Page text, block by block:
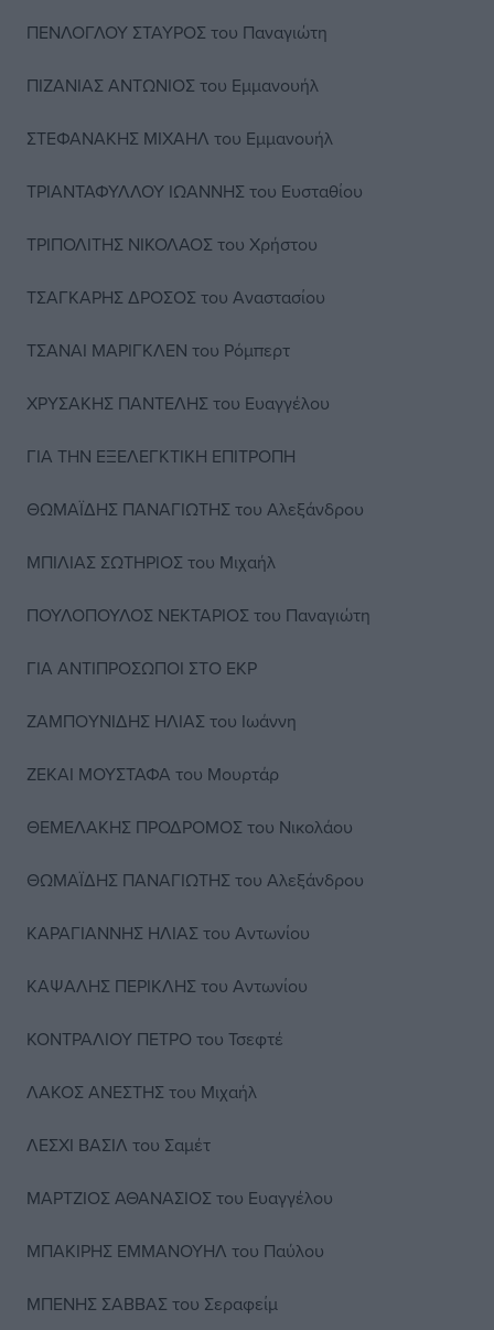
ΠΕΝΛΟΓΛΟΥ ΣΤΑΥΡΟΣ του Παναγιώτη
ΠΙΖΑΝΙΑΣ ΑΝΤΩΝΙΟΣ του Εμμανουήλ
ΣΤΕΦΑΝΑΚΗΣ ΜΙΧΑΗΛ του Εμμανουήλ
ΤΡΙΑΝΤΑΦΥΛΛΟΥ ΙΩΑΝΝΗΣ του Ευσταθίου
ΤΡΙΠΟΛΙΤΗΣ ΝΙΚΟΛΑΟΣ του Χρήστου
ΤΣΑΓΚΑΡΗΣ ΔΡΟΣΟΣ του Αναστασίου
ΤΣΑΝΑΙ ΜΑΡΙΓΚΛΕΝ του Ρόμπερτ
ΧΡΥΣΑΚΗΣ ΠΑΝΤΕΛΗΣ του Ευαγγέλου
ΓΙΑ ΤΗΝ ΕΞΕΛΕΓΚΤΙΚΗ ΕΠΙΤΡΟΠΗ
ΘΩΜΑΪΔΗΣ ΠΑΝΑΓΙΩΤΗΣ του Αλεξάνδρου
ΜΠΙΛΙΑΣ ΣΩΤΗΡΙΟΣ του Μιχαήλ
ΠΟΥΛΟΠΟΥΛΟΣ ΝΕΚΤΑΡΙΟΣ του Παναγιώτη
ΓΙΑ ΑΝΤΙΠΡΟΣΩΠΟΙ ΣΤΟ ΕΚΡ
ΖΑΜΠΟYΝΙΔΗΣ ΗΛΙΑΣ του Ιωάννη
ΖΕΚΑΙ ΜΟΥΣΤΑΦΑ του Μουρτάρ
ΘΕΜΕΛΑΚΗΣ ΠΡΟΔΡΟΜΟΣ του Νικολάου
ΘΩΜΑΪΔΗΣ ΠΑΝΑΓΙΩΤΗΣ του Αλεξάνδρου
ΚΑΡΑΓΙΑΝΝΗΣ ΗΛΙΑΣ του Αντωνίου
ΚΑΨΑΛΗΣ ΠΕΡΙΚΛΗΣ του Αντωνίου
ΚΟΝΤΡΑΛΙΟΥ ΠΕΤΡΟ του Τσεφτέ
ΛΑΚΟΣ ΑΝΕΣΤΗΣ του Μιχαήλ
ΛΕΣΧΙ ΒΑΣΙΛ του Σαμέτ
ΜΑΡΤΖΙΟΣ ΑΘΑΝΑΣΙΟΣ του Ευαγγέλου
ΜΠΑΚΙΡΗΣ ΕΜΜΑΝΟΥΗΛ του Παύλου
ΜΠΕΝΗΣ ΣΑΒΒΑΣ του Σεραφείμ